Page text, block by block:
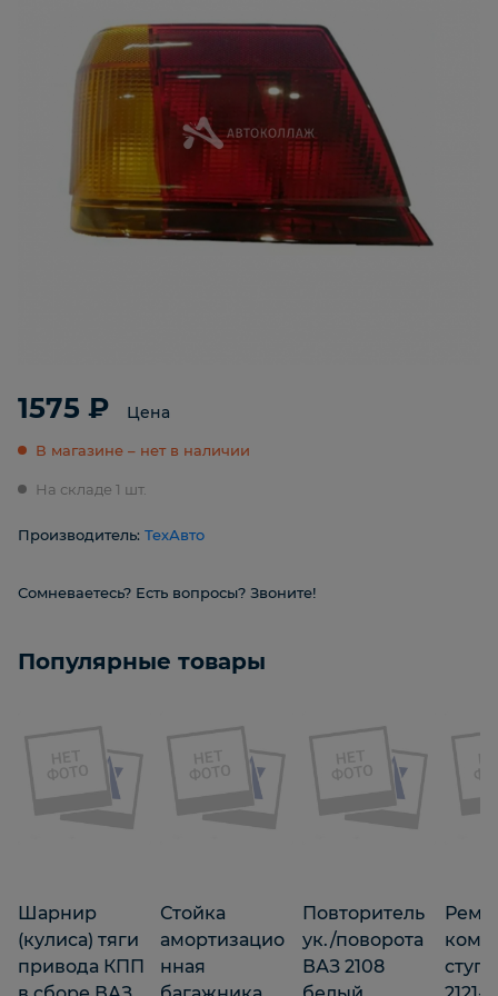
1575 ₽ Цена
В магазине – нет в наличии
На складе 1 шт.
Производитель: ТехАвто
Сомневаетесь? Есть вопросы? Звоните!
Популярные товары
Шарнир
(кулиса) тяги
привода КПП
Стойка
амортизацио
нная
Повторитель
ук./поворота
ВАЗ 2108
Рем.